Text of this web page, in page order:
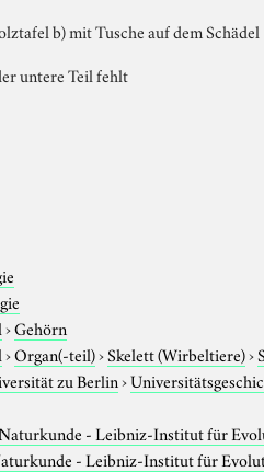
b) mit Tusche auf dem Schädel
untere Teil fehlt
›Gehörn
›Organ(-teil)›Skelett (Wirbeltiere)›
zu Berlin›
- Leibniz-Institut für
- Leibniz-Institut für